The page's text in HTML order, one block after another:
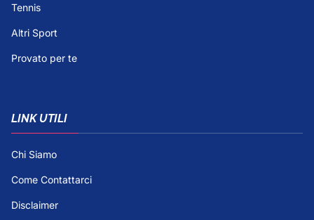
Tennis
Altri Sport
Provato per te
LINK UTILI
Chi Siamo
Come Contattarci
Disclaimer